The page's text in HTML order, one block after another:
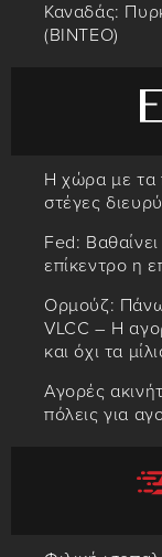
Καναδάς:
(ΒΙΝΤΕΟ)
Η χώρα με τα
στέγες
Fed:
επίκεντρο η
Ορμούζ:
VLCC – Η
και όχι τα
Αγορές
πόλεις για